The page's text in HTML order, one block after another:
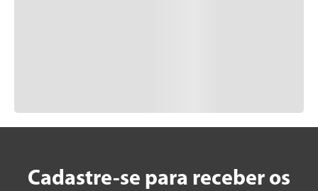
Cadastre-se para receber os